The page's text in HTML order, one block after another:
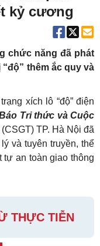
kỷ cương
chức năng đã phát
thêm ắc quy và
xích lô “độ” điện
Tri thức và Cuộc
TP. Hà Nội đã
và tuyên truyền, thể
tự an toàn giao thông
THỰC TIỄN